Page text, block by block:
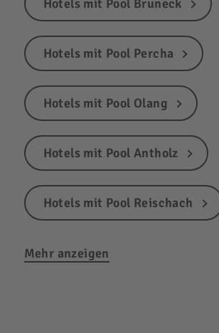
Hotels mit Pool Bruneck
Hotels mit Pool Percha
Hotels mit Pool Olang
Hotels mit Pool Antholz
Hotels mit Pool Reischach
Mehr anzeigen